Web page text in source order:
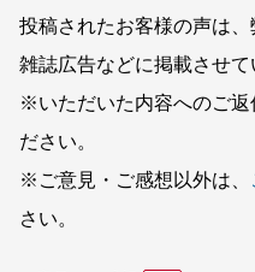
投稿されたお客様の声は
雑誌広告などに掲載させて
※いただいた内容へのご返
ださい。
※ご意見・ご感想以外は、
さい。